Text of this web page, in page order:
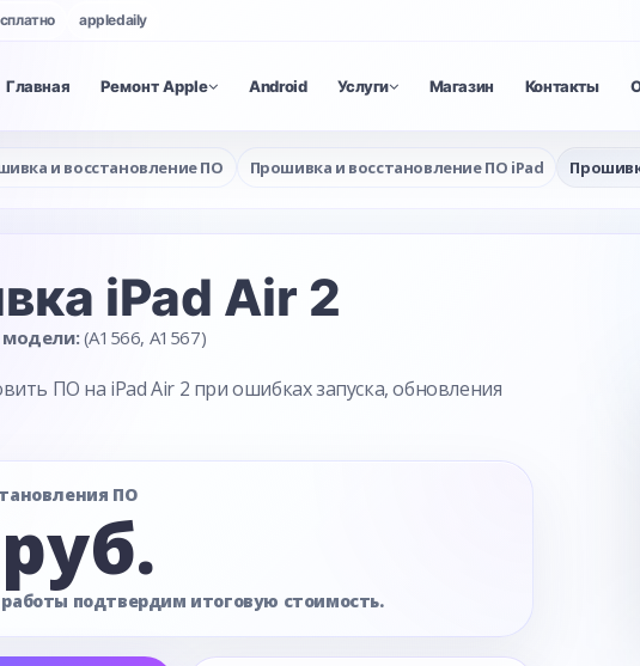
appledaily
Главная Ремонт Apple Android Услуги Магазин Контакты
и восстановление ПО Прошивка и восстановление ПО iPad
iPad Air 2
(A1566, A1567)
ПО на iPad Air 2 при ошибках запуска, обновления
ПО
подтвердим итоговую стоимость.